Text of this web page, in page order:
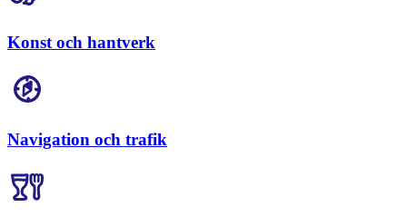
Konst och hantverk
Navigation och trafik